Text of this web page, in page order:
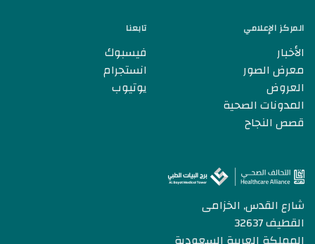
المركز الإعلامي
الأخبار
معرض الصور
العروض
المدونات الصحية
قصص النجاح
تابعنا
فيسبوك
انستجرام
يوتيوب
شارع القدس, الخزامى
القطيف 32637